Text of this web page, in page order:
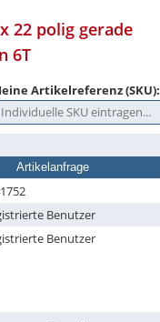
22 polig gerade
6T
Artikelreferenz (SKU):
Artikelanfrage
Benutzer
Benutzer